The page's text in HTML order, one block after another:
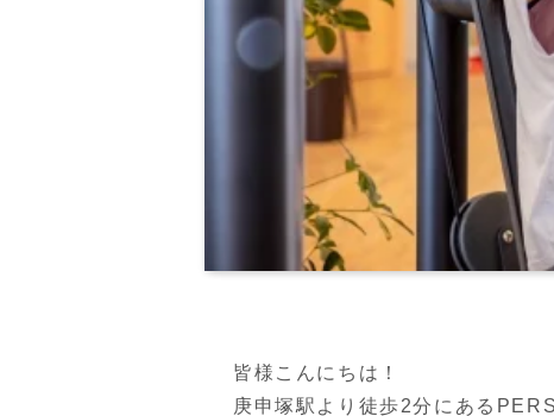
皆様こんにちは！
庚申塚駅より徒歩2分にある